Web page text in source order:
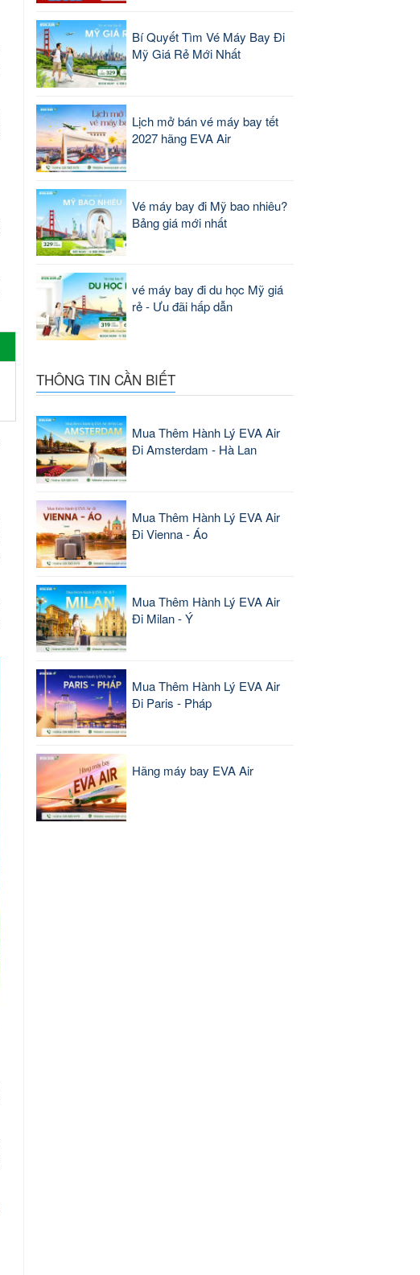
Bí Quyết Tìm Vé Máy Bay Đi
Mỹ Giá Rẻ Mới Nhất
Lịch mở bán vé máy bay tết
2027 hãng EVA Air
Vé máy bay đi Mỹ bao nhiêu?
Bảng giá mới nhất
vé máy bay đi du học Mỹ giá
rẻ - Ưu đãi hấp dẫn
THÔNG TIN CẦN BIẾT
Mua Thêm Hành Lý EVA Air
Đi Amsterdam - Hà Lan
Mua Thêm Hành Lý EVA Air
Đi Vienna - Áo
Mua Thêm Hành Lý EVA Air
Đi Milan - Ý
Mua Thêm Hành Lý EVA Air
Đi Paris - Pháp
Hãng máy bay EVA Air